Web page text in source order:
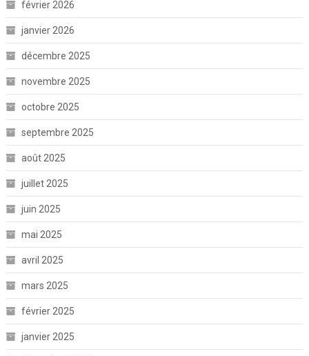
février 2026
janvier 2026
décembre 2025
novembre 2025
octobre 2025
septembre 2025
août 2025
juillet 2025
juin 2025
mai 2025
avril 2025
mars 2025
février 2025
janvier 2025